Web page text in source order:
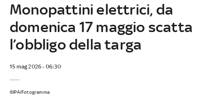
Monopattini elettrici, da
domenica 17 maggio scatta
l’obbligo della targa
15 mag 2026 - 06:30
©IPA/Fotogramma